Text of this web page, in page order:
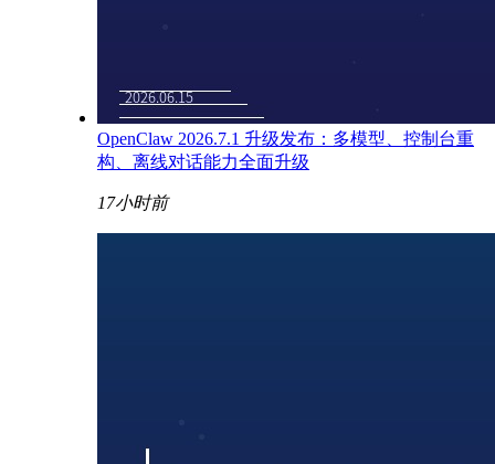
OpenClaw 2026.7.1 升级发布：多模型、控制台重
构、离线对话能力全面升级
17小时前